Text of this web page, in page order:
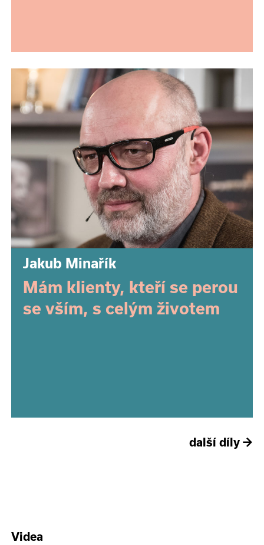
Jakub Minařík
Mám klienty, kteří se perou
se vším, s celým životem
další díly →
Videa